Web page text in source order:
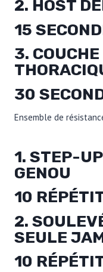
2. HOST
15
3.
30
Ensemble de
1. STEP-
GENOU
10
2.
SEULE
10